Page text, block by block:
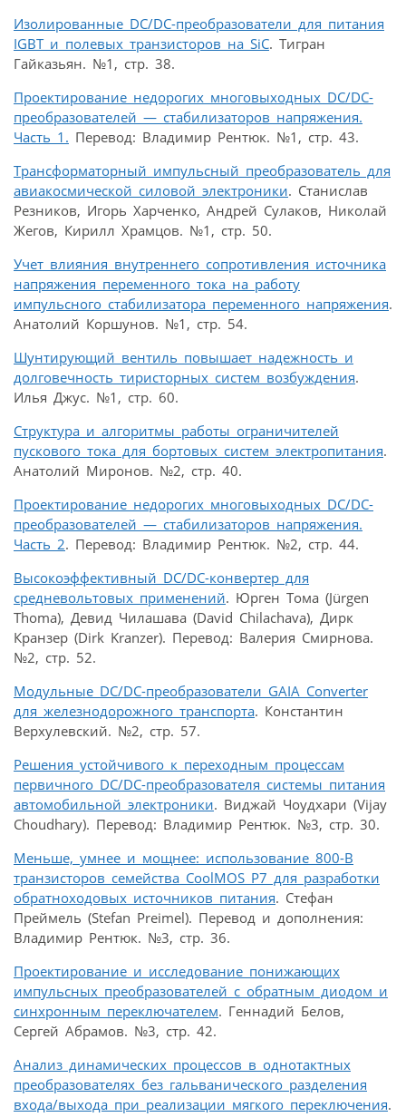
Изолированные DC/DC-преобразователи для питания
IGBT и полевых транзисторов на SiC. Тигран
Гайказьян. №1, стр. 38.
Проектирование недорогих многовыходных DC/DC-
преобразователей — стабилизаторов напряжения.
Часть 1. Перевод: Владимир Рентюк. №1, стр. 43.
Трансформаторный импульсный преобразователь для
авиакосмической силовой электроники. Станислав
Резников, Игорь Харченко, Андрей Сулаков, Николай
Жегов, Кирилл Храмцов. №1, стр. 50.
Учет влияния внутреннего сопротивления источника
напряжения переменного тока на работу
импульсного стабилизатора переменного напряжения.
Анатолий Коршунов. №1, стр. 54.
Шунтирующий вентиль повышает надежность и
долговечность тиристорных систем возбуждения.
Илья Джус. №1, стр. 60.
Структура и алгоритмы работы ограничителей
пускового тока для бортовых систем электропитания.
Анатолий Миронов. №2, стр. 40.
Проектирование недорогих многовыходных DC/DC-
преобразователей — стабилизаторов напряжения.
Часть 2. Перевод: Владимир Рентюк. №2, стр. 44.
Высокоэффективный DC/DC-конвертер для
средневольтовых применений. Юрген Тома (Jürgen
Thoma), Девид Чилашава (David Chilachava), Дирк
Кранзер (Dirk Kranzer). Перевод: Валерия Смирнова.
№2, стр. 52.
Модульные DC/DC-преобразователи GAIA Converter
для железнодорожного транспорта. Константин
Верхулевский. №2, стр. 57.
Решения устойчивого к переходным процессам
первичного DC/DC-преобразователя системы питания
автомобильной электроники. Виджай Чоудхари (Vijay
Choudhary). Перевод: Владимир Рентюк. №3, стр. 30.
Меньше, умнее и мощнее: использование 800-В
транзисторов семейства CoolMOS P7 для разработки
обратноходовых источников питания. Стефан
Преймель (Stefan Preimel). Перевод и дополнения:
Владимир Рентюк. №3, стр. 36.
Проектирование и исследование понижающих
импульсных преобразователей с обратным диодом и
синхронным переключателем. Геннадий Белов,
Сергей Абрамов. №3, стр. 42.
Анализ динамических процессов в однотактных
преобразователях без гальванического разделения
входа/выхода при реализации мягкого переключения.